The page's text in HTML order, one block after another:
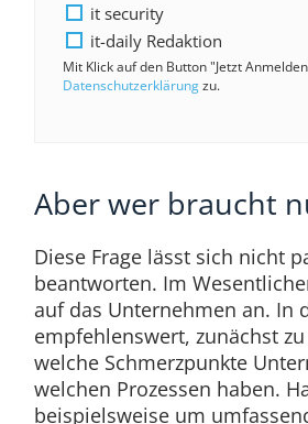
it security
it-daily Redaktion
Mit Klick auf den Button "Jetzt
Datenschutzerklärungzu.
Aber wer braucht
Diese Frage lässt sich nicht
beantworten. Im
auf das Unternehmen an. In
empfehlenswert, zunächst
welche Schmerzpunkte
welchen Prozessen haben.
beispielsweise um